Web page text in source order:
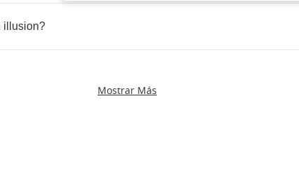
illusion?
Mostrar Más